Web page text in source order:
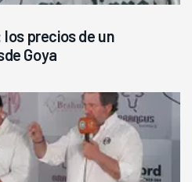
precios de un
Goya